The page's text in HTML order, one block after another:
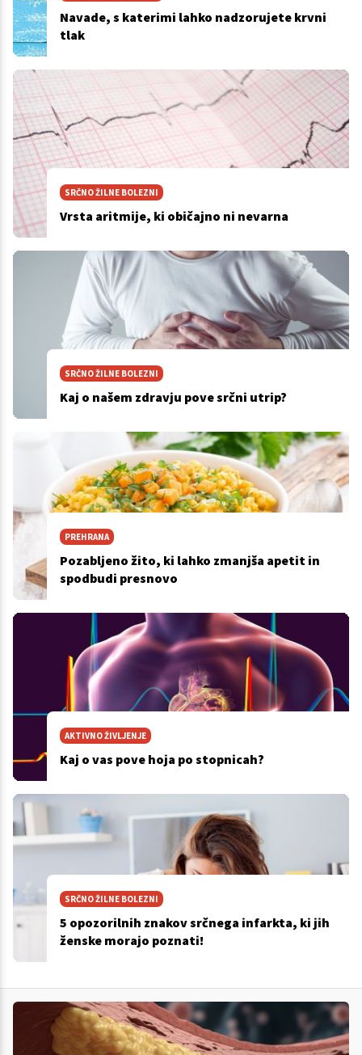
Navade, s katerimi lahko nadzorujete krvni
tlak
SRČNO ŽILNE BOLEZNI
Vrsta aritmije, ki običajno ni nevarna
SRČNO ŽILNE BOLEZNI
Kaj o našem zdravju pove srčni utrip?
PREHRANA
Pozabljeno žito, ki lahko zmanjša apetit in
spodbudi presnovo
AKTIVNO ŽIVLJENJE
Kaj o vas pove hoja po stopnicah?
SRČNO ŽILNE BOLEZNI
5 opozorilnih znakov srčnega infarkta, ki jih
ženske morajo poznati!